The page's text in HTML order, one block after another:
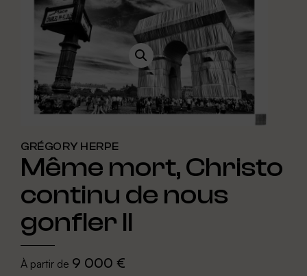
GRÉGORY HERPE
Même mort, Christo
continu de nous
gonfler II
À partir de 9 000 €